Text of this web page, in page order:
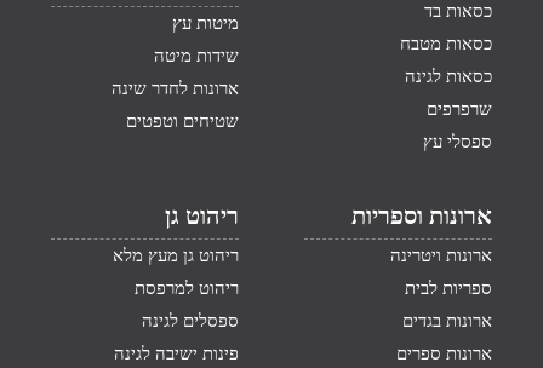
כסאות בד
כסאות מטבח
כסאות לגינה
שרפרפים
ספסלי עץ
מיטות עץ
שידות מיטה
ארונות לחדר שינה
שטיחים וטפטים
ארונות וספריות
ארונות ויטרינה
ספריות לבית
ארונות בגדים
ארונות ספרים
ריהוט גן
ריהוט גן מעץ מלא
ריהוט למרפסת
ספסלים לגינה
פינות ישיבה לגינה